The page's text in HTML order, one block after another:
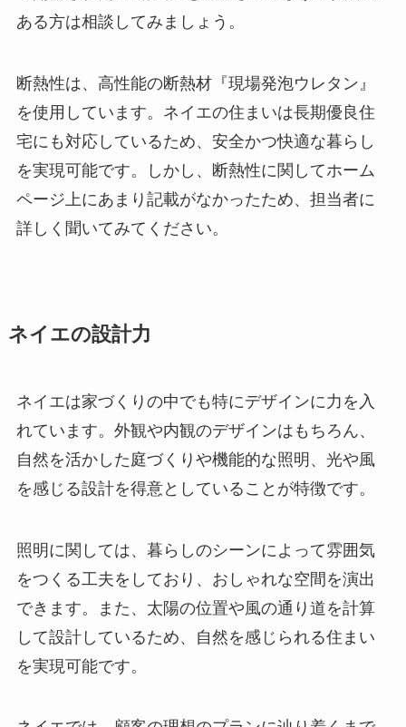
ある方は相談してみましょう。
断熱性は、高性能の断熱材『現場発泡ウレタン』
を使用しています。ネイエの住まいは長期優良住
宅にも対応しているため、安全かつ快適な暮らし
を実現可能です。しかし、断熱性に関してホーム
ページ上にあまり記載がなかったため、担当者に
詳しく聞いてみてください。
ネイエの設計力
ネイエは家づくりの中でも特にデザインに力を入
れています。外観や内観のデザインはもちろん、
自然を活かした庭づくりや機能的な照明、光や風
を感じる設計を得意としていることが特徴です。
照明に関しては、暮らしのシーンによって雰囲気
をつくる工夫をしており、おしゃれな空間を演出
できます。また、太陽の位置や風の通り道を計算
して設計しているため、自然を感じられる住まい
を実現可能です。